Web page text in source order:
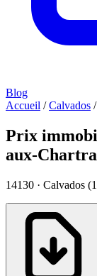
Blog
Accueil / Calvados /
Prix
aux-
14130 · Calvados